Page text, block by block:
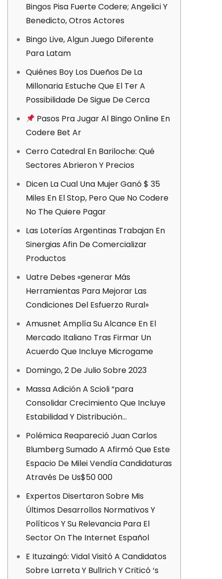
Bingos Pisa Fuerte Codere; Angelici Y
Benedicto, Otros Actores
Bingo Live, Algun Juego Diferente
Para Latam
Quiénes Boy Los Dueños De La
Millonaria Estuche Que El Ter A
Possibilidade De Sigue De Cerca
Pasos Pra Jugar Al Bingo Online En
Codere Bet Ar
Cerro Catedral En Bariloche: Qué
Sectores Abrieron Y Precios
Dicen La Cual Una Mujer Ganó $ 35
Miles En El Stop, Pero Que No Codere
No The Quiere Pagar
Las Loterías Argentinas Trabajan En
Sinergias Afin De Comercializar
Productos
Uatre Debes «generar Más
Herramientas Para Mejorar Las
Condiciones Del Esfuerzo Rural»
Amusnet Amplía Su Alcance En El
Mercado Italiano Tras Firmar Un
Acuerdo Que Incluye Microgame
Domingo, 2 De Julio Sobre 2023
Massa Adición A Scioli “para
Consolidar Crecimiento Que Incluye
Estabilidad Y Distribución…
Polémica Reapareció Juan Carlos
Blumberg Sumado A Afirmó Que Este
Espacio De Milei Vendía Candidaturas
Através De Us$50 000
Expertos Disertaron Sobre Mis
Últimos Desarrollos Normativos Y
Políticos Y Su Relevancia Para El
Sector On The Internet Español
E Ituzaingó: Vidal Visitó A Candidatos
Sobre Larreta Y Bullrich Y Criticó ‘s